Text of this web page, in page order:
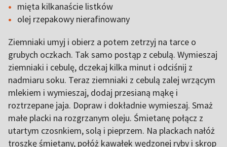
mięta kilkanaście listków
olej rzepakowy nierafinowany
Ziemniaki umyj i obierz a potem zetrzyj na tarce o
grubych oczkach. Tak samo postąp z cebulą. Wymieszaj
ziemniaki i cebulę, dczekaj kilka minut i odciśnij z
nadmiaru soku. Teraz ziemniaki z cebulą zalej wrzącym
mlekiem i wymieszaj, dodaj przesianą mąkę i
roztrzepane jaja. Dopraw i dokładnie wymieszaj. Smaż
małe placki na rozgrzanym oleju. Śmietanę połącz z
utartym czosnkiem, solą i pieprzem. Na plackach nałóż
troszkę śmietany, połóż kawałek wędzonej ryby i skrop